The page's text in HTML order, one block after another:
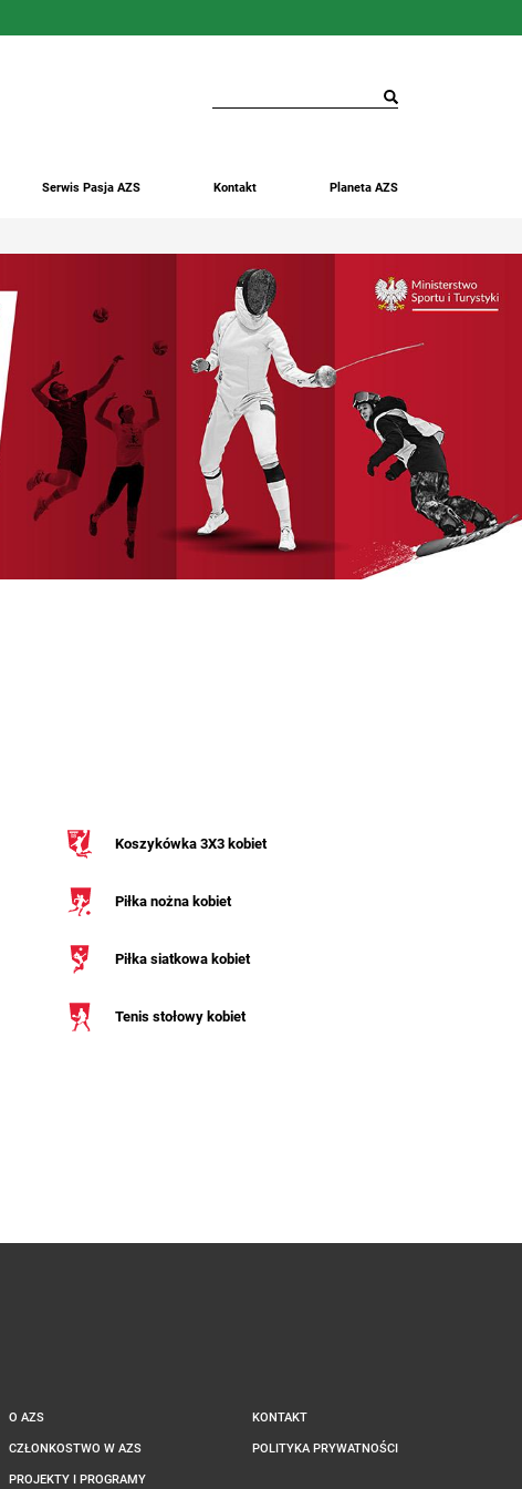
Serwis Pasja AZS Kontakt Planeta AZS
Koszykówka 3X3 kobiet
Piłka nożna kobiet
Piłka siatkowa kobiet
Tenis stołowy kobiet
O AZS
CZŁONKOSTWO W AZS
PROJEKTY I PROGRAMY
KONTAKT
POLITYKA PRYWATNOŚCI